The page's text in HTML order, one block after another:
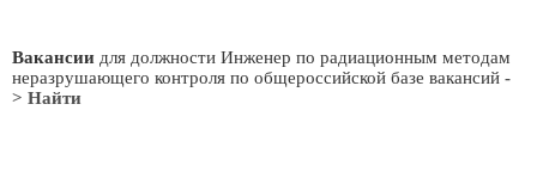
Вакансии для должности Инженер по радиационным методам
неразрушающего контроля по общероссийской базе вакансий -
> Найти